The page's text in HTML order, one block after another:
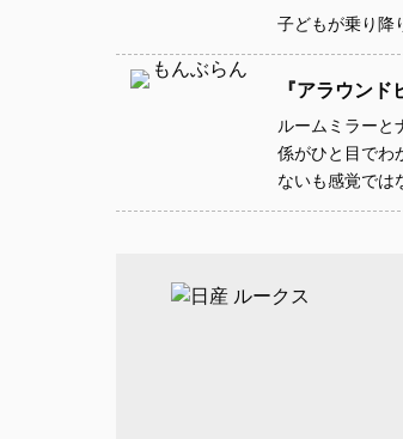
子どもが乗り降
『アラウンド
ルームミラーと
係がひと目でわ
ないも感覚では